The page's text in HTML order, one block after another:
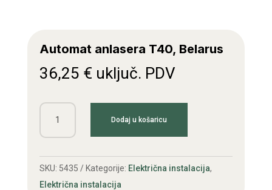
Automat anlasera T40, Belarus
36,25 € uključ. PDV
Automat
anlasera
Belarus
količina
Dodaj u košaricu
SKU: 5435 Kategorije: Električna instalacija,
Električna instalacija